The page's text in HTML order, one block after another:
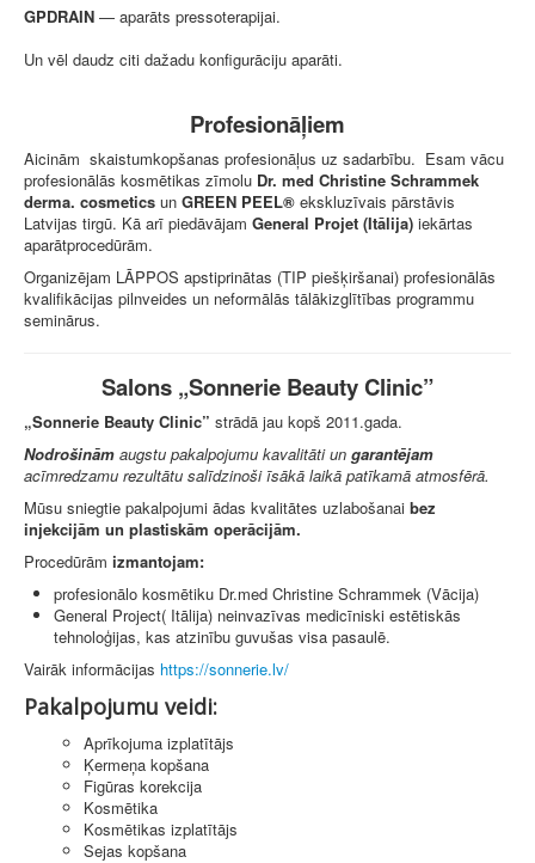
GPDRAIN — aparāts pressoterapijai.
Un vēl daudz citi dažadu konfigurāciju aparāti.
Profesionāļiem
Aicinām skaistumkopšanas profesionāļus uz sadarbību. Esam vācu
profesionālās kosmētikas zīmolu Dr. med Christine Schrammek
derma. cosmetics un GREEN PEEL® ekskluzīvais pārstāvis
Latvijas tirgū. Kā arī piedāvājam General Projet (Itālija) iekārtas
aparātprocedūrām.
Organizējam LĀPPOS apstiprinātas (TIP piešķiršanai) profesionālās
kvalifikācijas pilnveides un neformālās tālākizglītības programmu
seminārus.
Salons „Sonnerie Beauty Clinic”
„Sonnerie Beauty Clinic” strādā jau kopš 2011.gada.
Nodrošinām augstu pakalpojumu kavalitāti un garantējam
acīmredzamu rezultātu salīdzinoši īsākā laikā patīkamā atmosfērā.
Mūsu sniegtie pakalpojumi ādas kvalitātes uzlabošanai bez
injekcijām un plastiskām operācijām.
Procedūrām izmantojam:
profesionālo kosmētiku Dr.med Christine Schrammek (Vācija)
General Project( Itālija) neinvazīvas medicīniski estētiskās
tehnoloģijas, kas atzinību guvušas visa pasaulē.
Vairāk informācijas https://sonnerie.lv/
Pakalpojumu veidi:
Aprīkojuma izplatītājs
Ķermeņa kopšana
Figūras korekcija
Kosmētika
Kosmētikas izplatītājs
Sejas kopšana